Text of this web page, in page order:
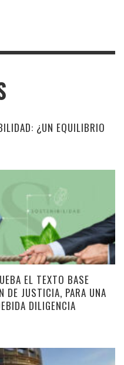
¿UN EQUILIBRIO
EL TEXTO BASE
DE JUSTICIA, PARA UNA
DILIGENCIA